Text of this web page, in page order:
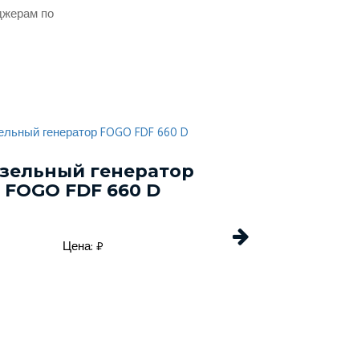
по
генератор
FOGO FDF 660 D
Цена: ₽